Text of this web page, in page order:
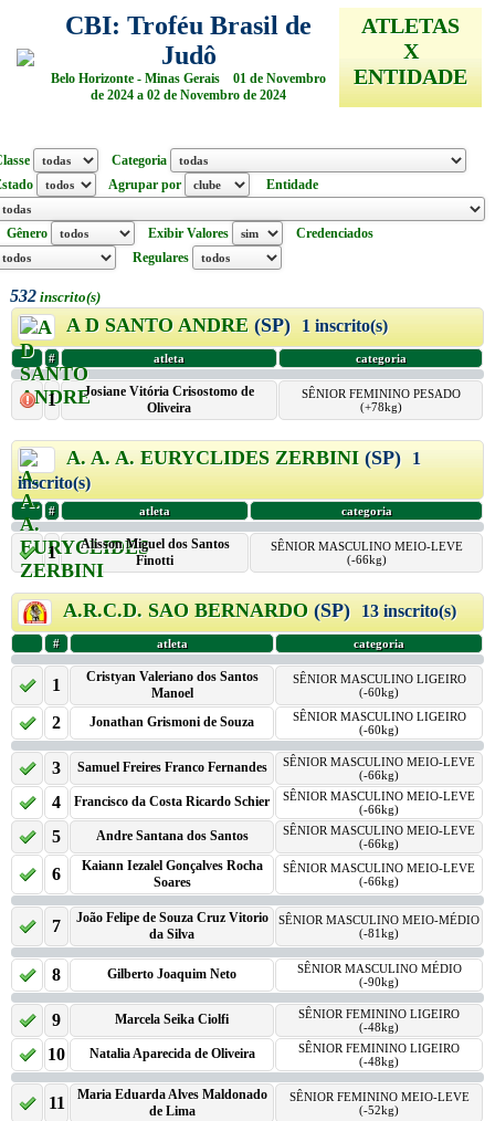
CBI: Troféu Brasil de
Judô
Belo Horizonte - Minas Gerais 01 de Novembro
de 2024 a 02 de Novembro de 2024
ATLETAS
X
ENTIDADE
Categoria
Agrupar por Entidade
Gênero Exibir Valores
Credenciados
Regulares
532inscrito(s)
A D SANTO ANDRE (SP) 1 inscrito(s)
# atleta categoria
1
Josiane Vitória Crisostomo de
Oliveira
SÊNIOR FEMININO PESADO
(+78kg)
A. A. A. EURYCLIDES ZERBINI (SP)
1
inscrito(s)
# atleta categoria
1
Alisson Miguel dos Santos
Finotti
SÊNIOR MASCULINO MEIO-LEVE
(-66kg)
A.R.C.D. SAO BERNARDO (SP) 13 inscrito(s)
# atleta categoria
1
Cristyan Valeriano dos Santos
Manoel
SÊNIOR MASCULINO LIGEIRO
(-60kg)
2 Jonathan Grismoni de Souza
SÊNIOR MASCULINO LIGEIRO
(-60kg)
3 Samuel Freires Franco Fernandes
SÊNIOR MASCULINO MEIO-LEVE
(-66kg)
4 Francisco da Costa Ricardo Schier
SÊNIOR MASCULINO MEIO-LEVE
(-66kg)
5 Andre Santana dos Santos
SÊNIOR MASCULINO MEIO-LEVE
(-66kg)
6
Kaiann Iezalel Gonçalves Rocha
Soares
SÊNIOR MASCULINO MEIO-LEVE
(-66kg)
7
João Felipe de Souza Cruz Vitorio
da Silva
SÊNIOR MASCULINO MEIO-MÉDIO
(-81kg)
8 Gilberto Joaquim Neto
SÊNIOR MASCULINO MÉDIO
(-90kg)
9 Marcela Seika Ciolfi
SÊNIOR FEMININO LIGEIRO
(-48kg)
10 Natalia Aparecida de Oliveira
SÊNIOR FEMININO LIGEIRO
(-48kg)
11
Maria Eduarda Alves Maldonado
de Lima
SÊNIOR FEMININO MEIO-LEVE
(-52kg)